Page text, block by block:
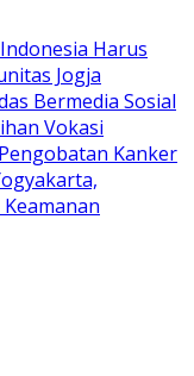
Harus
Jogja
Bermedia Sosial
Vokasi
Kanker